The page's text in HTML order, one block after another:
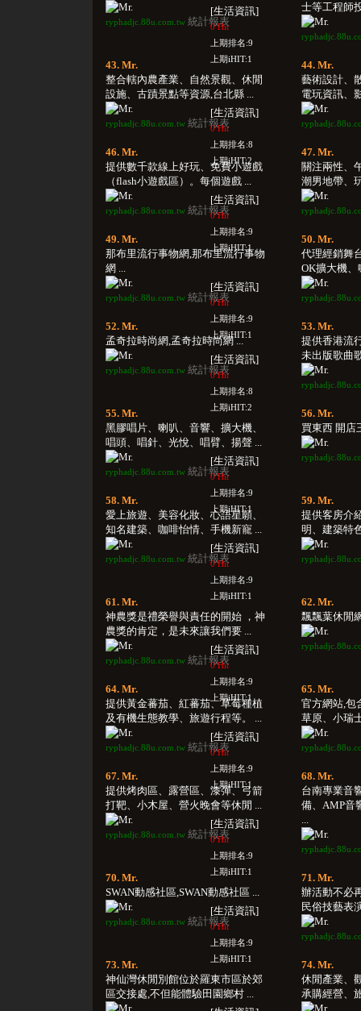
[生活資訊]
0 Hit
上期排名:9
上期iHIT:1
ryphadjc.88u.com.tw 統計報表
士等工程師
43. Mr.
整合轄內農產業、自然景觀、休閒
設施、古蹟景點等資源,台北縣 ...
[生活資訊]
0 Hit
上期排名:8
上期iHIT:2
ryphadjc.88u.com.tw 統計報表
44. Mr.
藝術設計、
電玩資訊、
46. Mr.
提供數千款線上好玩、免費小遊戲
（flash小遊戲區）。每個遊戲 ...
[生活資訊]
0 Hit
上期排名:9
上期iHIT:1
ryphadjc.88u.com.tw 統計報表
47. Mr.
關注兩性、
潮男地帶、
49. Mr.
那布里流行事物網,那布里流行事物
網 ...
[生活資訊]
0 Hit
上期排名:9
上期iHIT:1
ryphadjc.88u.com.tw 統計報表
50. Mr.
代理經銷舞
OK擴大機、
52. Mr.
孟奇拉時尚網,孟奇拉時尚網 ...
[生活資訊]
0 Hit
上期排名:8
上期iHIT:2
ryphadjc.88u.com.tw 統計報表
53. Mr.
提供香港流
未出版歌曲
55. Mr.
黑膠唱片、喇叭、音響、擴大機、
唱頭、唱針、光悅、唱臂、揚聲 ...
[生活資訊]
0 Hit
上期排名:9
上期iHIT:1
ryphadjc.88u.com.tw 統計報表
56. Mr.
買東西 開店
58. Mr.
愛上旅遊、美容化妝、心語星願、
知名建築、咖啡怡情、手機新寵 ...
[生活資訊]
0 Hit
上期排名:9
上期iHIT:1
ryphadjc.88u.com.tw 統計報表
59. Mr.
提供客房介
明、建築特
61. Mr.
神農獎是禮榮譽與責任的開始 ，神
農獎的肯定，是未來讓我們要 ...
[生活資訊]
0 Hit
上期排名:9
上期iHIT:1
ryphadjc.88u.com.tw 統計報表
62. Mr.
飄飄葉休閒
64. Mr.
提供黃金蕃茄、紅蕃茄、草莓種植
及有機生態教學、旅遊行程等。 ...
[生活資訊]
0 Hit
上期排名:9
上期iHIT:1
ryphadjc.88u.com.tw 統計報表
65. Mr.
官方網站,包
草原、小瑞
67. Mr.
提供烤肉區、露營區、漆彈、弓箭
打靶、小木屋、營火晚會等休閒 ...
[生活資訊]
0 Hit
上期排名:9
上期iHIT:1
ryphadjc.88u.com.tw 統計報表
68. Mr.
台南專業音
備、AMP音
...
70. Mr.
SWAN動感社區,SWAN動感社區 ...
[生活資訊]
0 Hit
上期排名:9
上期iHIT:1
ryphadjc.88u.com.tw 統計報表
71. Mr.
辦活動不必
民俗技藝表
73. Mr.
神仙灣休閒別館位於羅東市區於郊
區交接處,不但能體驗田園鄉村 ...
74. Mr.
休閒產業、
承購經營、